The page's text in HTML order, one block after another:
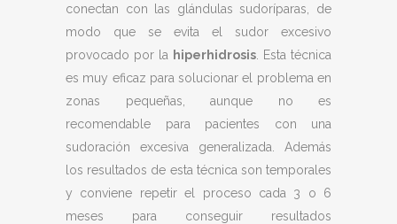
conectan con las glándulas sudoríparas, de
modo que se evita el sudor excesivo
provocado por la hiperhidrosis . Esta técnica
es muy eficaz para solucionar el problema en
zonas pequeñas, aunque no es
recomendable para pacientes con una
sudoración excesiva generalizada. Además
los resultados de esta técnica son temporales
y conviene repetir el proceso cada 3 o 6
meses para conseguir resultados